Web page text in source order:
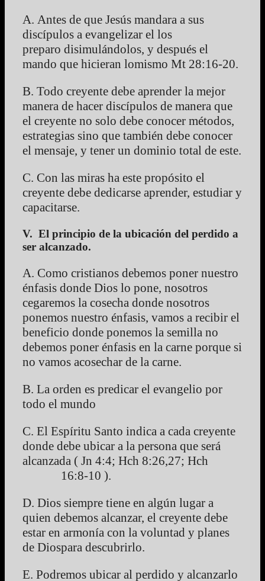
A. Antes de que Jesús mandara a sus
discípulos a evangelizar el los
preparo disimulándolos, y después el
mando que hicieran lomismo Mt 28:16-20.
B. Todo creyente debe aprender la mejor
manera de hacer discípulos de manera que
el creyente no solo debe conocer métodos,
estrategias sino que también debe conocer
el mensaje, y tener un dominio total de este.
C. Con las miras ha este propósito el
creyente debe dedicarse aprender, estudiar y
capacitarse.
V. El principio de la ubicación del perdido a
ser alcanzado.
A. Como cristianos debemos poner nuestro
énfasis donde Dios lo pone, nosotros
cegaremos la cosecha donde nosotros
ponemos nuestro énfasis, vamos a recibir el
beneficio donde ponemos la semilla no
debemos poner énfasis en la carne porque si
no vamos acosechar de la carne.
B. La orden es predicar el evangelio por
todo el mundo
C. El Espíritu Santo indica a cada creyente
donde debe ubicar a la persona que será
alcanzada ( Jn 4:4; Hch 8:26,27; Hch
16:8-10 ).
D. Dios siempre tiene en algún lugar a
quien debemos alcanzar, el creyente debe
estar en armonía con la voluntad y planes
de Diospara descubrirlo.
E. Podremos ubicar al perdido y alcanzarlo